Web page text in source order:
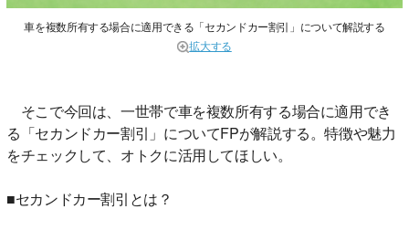
車を複数所有する場合に適用できる「セカンドカー割引」について解説する
拡大する
そこで今回は、一世帯で車を複数所有する場合に適用でき
る「セカンドカー割引」についてFPが解説する。特徴や魅力
をチェックして、オトクに活用してほしい。
■セカンドカー割引とは？